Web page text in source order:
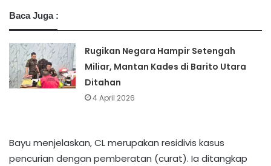
Baca Juga :
Rugikan Negara Hampir Setengah
Miliar, Mantan Kades di Barito Utara
Ditahan
4 April 2026
Bayu menjelaskan, CL merupakan residivis kasus
pencurian dengan pemberatan (curat). Ia ditangkap